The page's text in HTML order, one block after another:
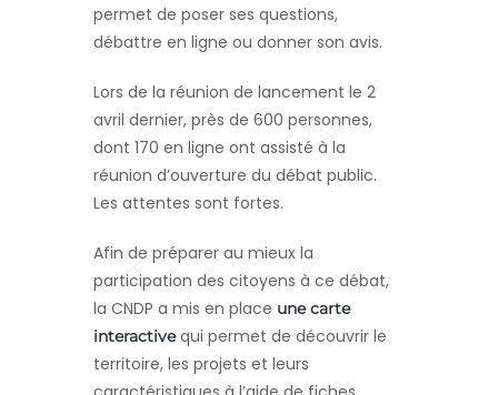
permet de poser ses questions,
débattre en ligne ou donner son avis.
Lors de la réunion de lancement le 2
avril dernier, près de 600 personnes,
dont 170 en ligne ont assisté à la
réunion d’ouverture du débat public.
Les attentes sont fortes.
Afin de préparer au mieux la
participation des citoyens à ce débat,
la CNDP a mis en place une carte
interactivequi permet de découvrir le
territoire, les projets et leurs